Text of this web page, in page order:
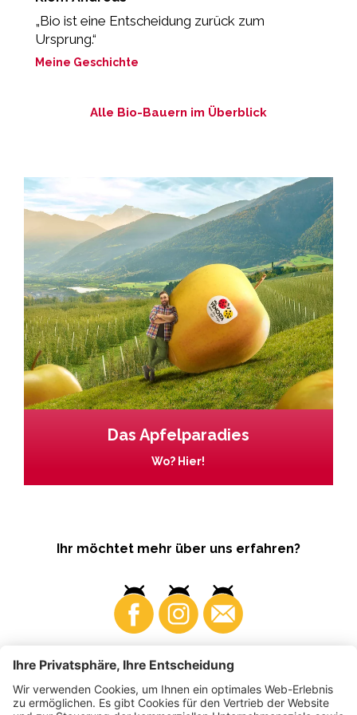
„Bio ist eine Entscheidung zurück zum
Ursprung.“
Meine Geschichte
Alle Bio-Bauern im Überblick
Das Apfelparadies
Wo? Hier!
Ihr möchtet mehr über uns erfahren?
Business Produzenten